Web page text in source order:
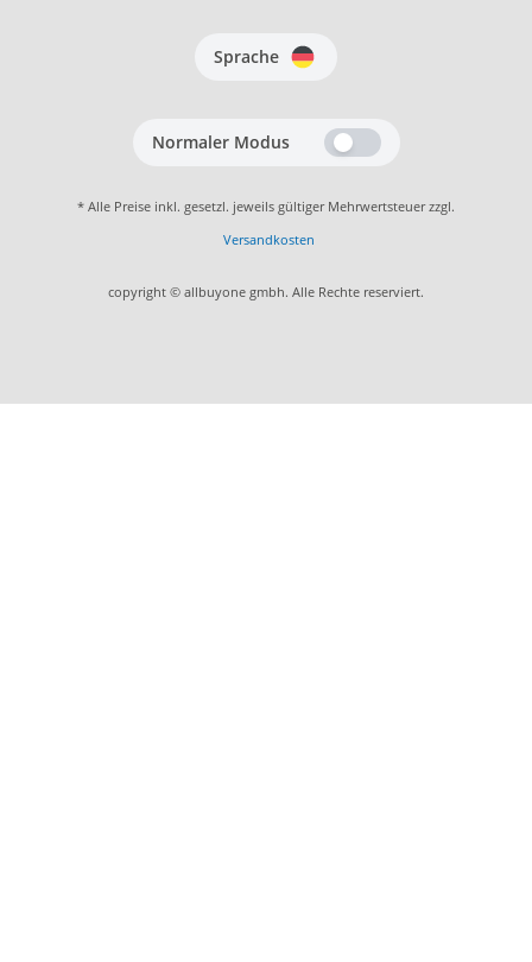
Sprache
Normaler Modus
* Alle Preise inkl. gesetzl. jeweils gültiger Mehrwertsteuer zzgl.
Versandkosten
copyright © allbuyone gmbh. Alle Rechte reserviert.